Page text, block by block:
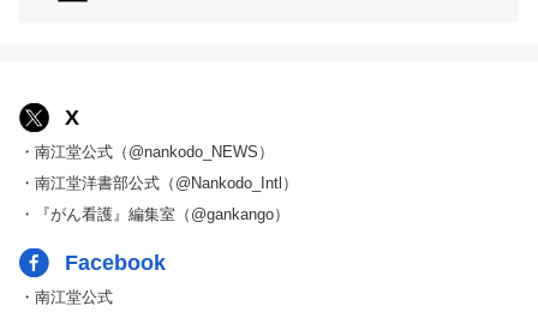
X
・南江堂公式（@nankodo_NEWS）
・南江堂洋書部公式（@Nankodo_Intl）
・『がん看護』編集室（@gankango）
Facebook
・南江堂公式